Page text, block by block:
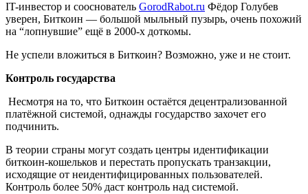
IT-инвестор и сооснователь GorodRabot.ru Фёдор Голубев
уверен, Биткоин — большой мыльный пузырь, очень похожий
на “лопнувшие” ещё в 2000-х доткомы.
Не успели вложиться в Биткоин? Возможно, уже и не стоит.
Контроль государства
Несмотря на то, что Биткоин остаётся децентрализованной
платёжной системой, однажды государство захочет его
подчинить.
В теории страны могут создать центры идентификации
биткоин-кошельков и перестать пропускать транзакции,
исходящие от неидентифицированных пользователей.
Контроль более 50% даст контроль над системой.